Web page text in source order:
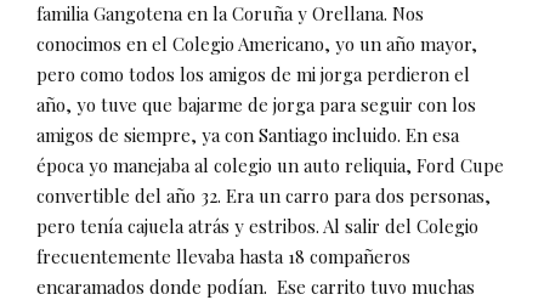
familia Gangotena en la Coruña y Orellana. Nos
conocimos en el Colegio Americano, yo un año mayor,
pero como todos los amigos de mi jorga perdieron el
año, yo tuve que bajarme de jorga para seguir con los
amigos de siempre, ya con Santiago incluido. En esa
época yo manejaba al colegio un auto reliquia, Ford Cupe
convertible del año 32. Era un carro para dos personas,
pero tenía cajuela atrás y estribos. Al salir del Colegio
frecuentemente llevaba hasta 18 compañeros
encaramados donde podían. Ese carrito tuvo muchas